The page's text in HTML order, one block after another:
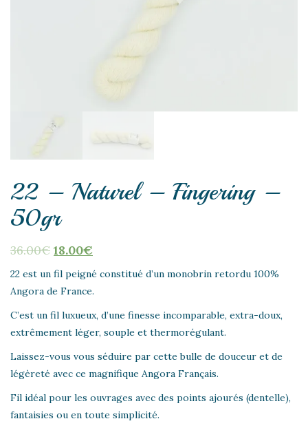
22 – Naturel – Fingering –
50gr
36.00€ 18.00€
22 est un fil peigné constitué d’un monobrin retordu 100%
Angora de France.
C’est un fil luxueux, d’une finesse incomparable, extra-doux,
extrêmement léger, souple et thermorégulant.
Laissez-vous vous séduire par cette bulle de douceur et de
légèreté avec ce magnifique Angora Français.
Fil idéal pour les ouvrages avec des points ajourés (dentelle),
fantaisies ou en toute simplicité.